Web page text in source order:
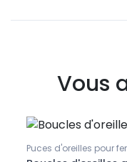
Vous
Puces d'oreilles pour